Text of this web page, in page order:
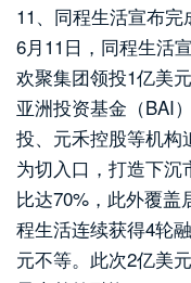
11、同程生活宣布
6月11日，同程生活
欢聚集团领投1亿美
亚洲投资基金（BAI
投、元禾控股等机构
为切入口，打造下沉
比达70%，此外覆盖
程生活连续获得4轮
元不等。此次2亿美